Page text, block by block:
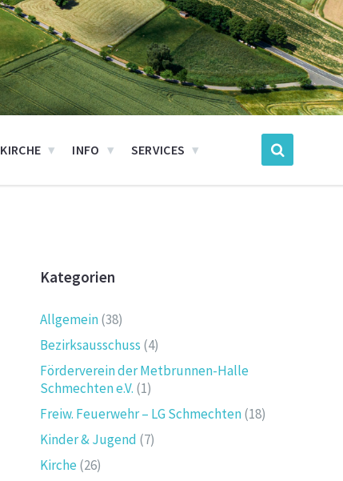
KIRCHE INFO SERVICES
Kategorien
Allgemein(38)
Bezirksausschuss (4)
Förderverein der Metbrunnen-Halle
Schmechten e.V. (1)
Freiw. Feuerwehr – LG Schmechten(18)
Kinder & Jugend (7)
Kirche(26)